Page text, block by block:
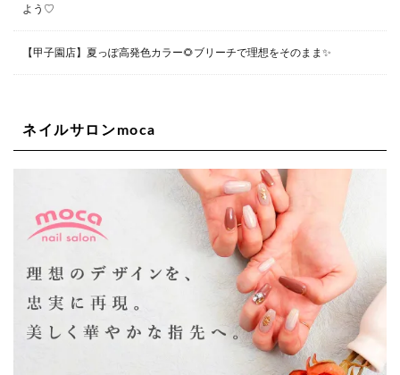
Lee四ツ橋店
ｓａｎｔビルＢ１Ｆ
06-6537-9791
Lee上新庄Vita店
大阪市東淀川区瑞光1-4-1 カサデルドイ 2F
06-6195-3667
Lee東三国店
大阪市淀川区東三国4-8-11 大拓ハイツ6
よう♡
【甲子園店】夏っぽ高発色カラー🌻ブリーチで理想をそのまま✨
ネイルサロンmoca